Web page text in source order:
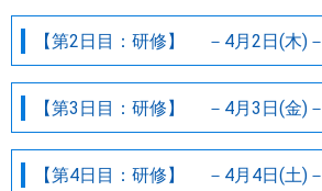
【第2日目：研修】 －4月2日(木)－
【第3日目：研修】 －4月3日(金)－
【第4日目：研修】 －4月4日(土)－